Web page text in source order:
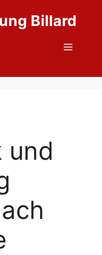
Billard
Menü
und